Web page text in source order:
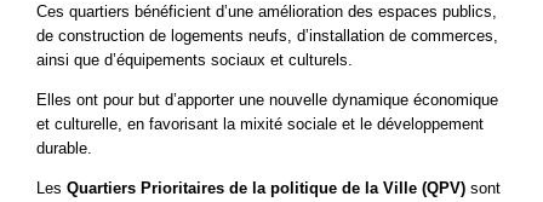
Ces quartiers bénéficient d’une amélioration des espaces publics,
de construction de logements neufs, d’installation de commerces,
ainsi que d’équipements sociaux et culturels.
Elles ont pour but d’apporter une nouvelle dynamique économique
et culturelle, en favorisant la mixité sociale et le développement
durable.
Les Quartiers Prioritaires de la politique de la Ville (QPV) sont